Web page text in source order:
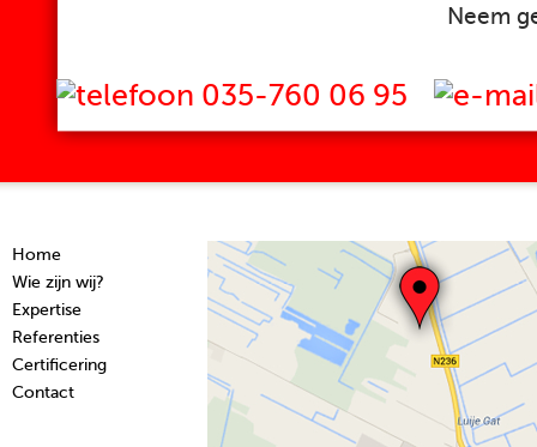
Neem
035-760 06 95
Home
Wie zijn wij?
Expertise
Referenties
Certificering
Contact